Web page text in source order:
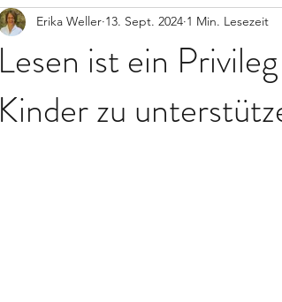
Lesen ist ein
Kinder zu
Erika Weller 13. Sept. 2024 1 Min. Lesezeit